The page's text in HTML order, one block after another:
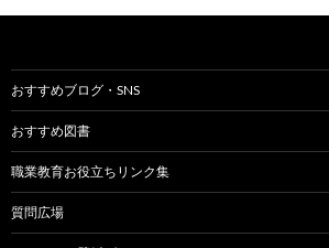
おすすめブログ・SNS
おすすめ図書
職業教育お役立ちリンク集
質問広場